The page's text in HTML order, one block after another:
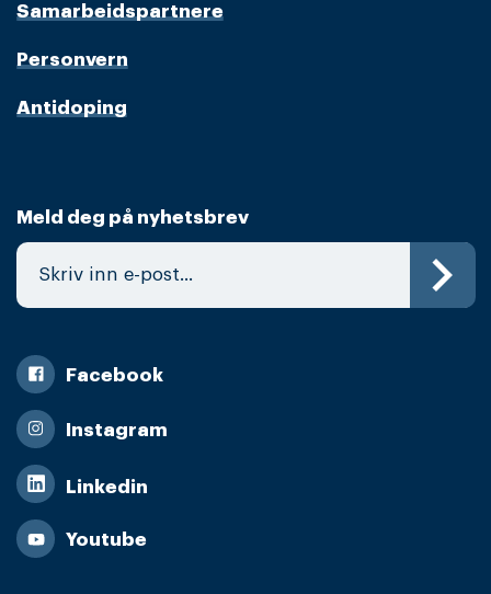
Samarbeidspartnere
Personvern
Antidoping
Meld deg på nyhetsbrev
Facebook
Instagram
Linkedin
Youtube